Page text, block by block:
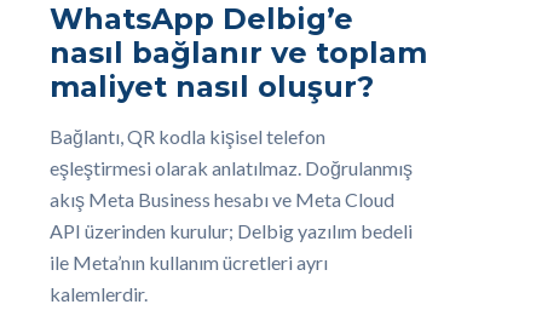
WhatsApp Delbig’e
nasıl bağlanır ve toplam
maliyet nasıl oluşur?
Bağlantı, QR kodla kişisel telefon
eşleştirmesi olarak anlatılmaz. Doğrulanmış
akış Meta Business hesabı ve Meta Cloud
API üzerinden kurulur; Delbig yazılım bedeli
ile Meta’nın kullanım ücretleri ayrı
kalemlerdir.